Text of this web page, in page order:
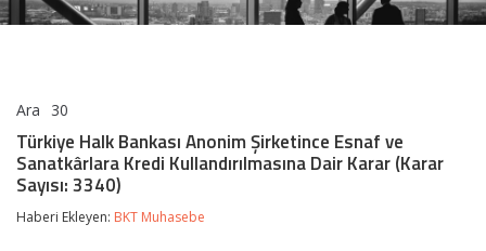
Ara 30
Bankası
Anonim
Şirketince
ve
Türkiye Halk Bankası Anonim Şirketince Esnaf ve
Sanatkârlara Kredi Kullandırılmasına Dair Karar (Karar
Sayısı: 3340)
Haberi Ekleyen: BKT Muhasebe